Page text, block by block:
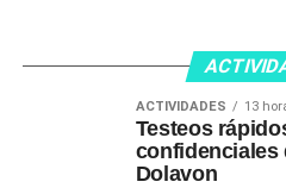
ACTIVIDADES 13
Testeos
confidenciales
Dolavon